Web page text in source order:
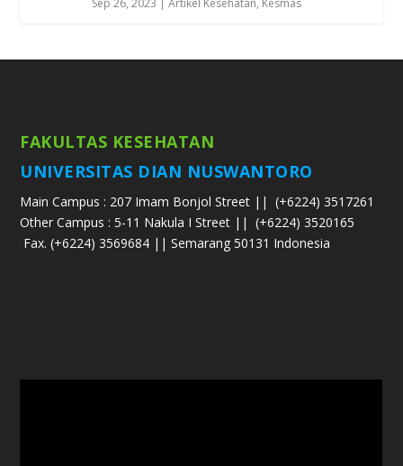
Sep 26, 2023 |Artikel Kesehatan, Kesmas
FAKULTAS KESEHATAN
UNIVERSITAS DIAN NUSWANTORO
Main Campus : 207 Imam Bonjol Street || (+6224) 3517261
Other Campus : 5-11 Nakula I Street || (+6224) 3520165
Fax. (+6224) 3569684 || Semarang 50131 Indonesia